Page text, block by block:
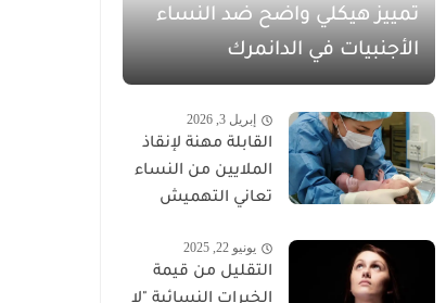
تمييز هيكلي واضح ضد النساء
الأجنبيات في الدانمرك
إبريل 3, 2026
القابلة مهنة لإنقاذ
الملايين من النساء
تعاني التهميش
يونيو 22, 2025
التقليل من قيمة